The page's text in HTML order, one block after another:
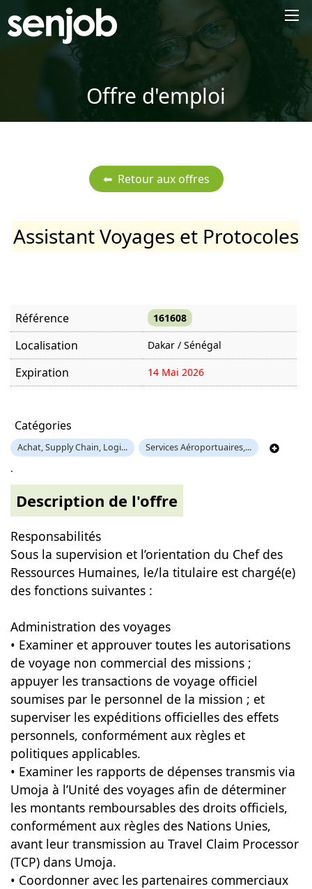
Offre d'emploi
Assistant Voyages et Protocoles
Référence 161608
Localisation Dakar / Sénégal
Expiration 14 Mai 2026
Catégories
Achat, Supply Chain, Logi... Services Aéroportuaires,...
.
Description de l'offre
Responsabilités
Sous la supervision et l’orientation du Chef des
Ressources Humaines, le/la titulaire est chargé(e)
des fonctions suivantes :
Administration des voyages
• Examiner et approuver toutes les autorisations
de voyage non commercial des missions ;
appuyer les transactions de voyage officiel
soumises par le personnel de la mission ; et
superviser les expéditions officielles des effets
personnels, conformément aux règles et
politiques applicables.
• Examiner les rapports de dépenses transmis via
Umoja à l’Unité des voyages afin de déterminer
les montants remboursables des droits officiels,
conformément aux règles des Nations Unies,
avant leur transmission au Travel Claim Processor
(TCP) dans Umoja.
• Coordonner avec les partenaires commerciaux